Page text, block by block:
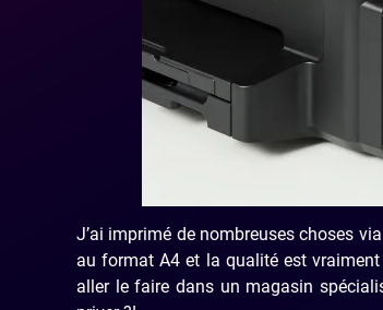
J’ai imprimé de nombreuses choses
au format A4 et la qualité est
aller le faire dans un magasin